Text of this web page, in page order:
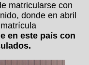
matricularse con
donde en abril
en este país con